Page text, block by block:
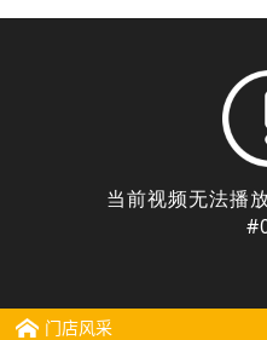
门店风采